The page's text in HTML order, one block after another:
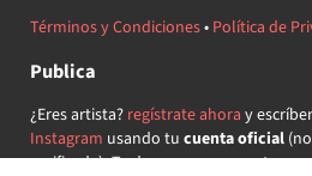
Términos y Condiciones• Política de
Publica
¿Eres artista? regístrate ahora y
Instagram usando tu cuenta oficial(no
verificada) ¡Te daremos acceso a tu